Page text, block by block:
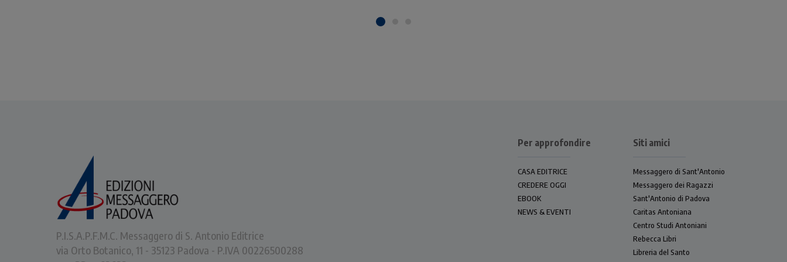
P.I.S.A.P.F.M.C. Messaggero di S. Antonio Editrice
via Orto Botanico, 11 - 35123 Padova - P.IVA 00226500288
Per approfondire
CASA EDITRICE
CREDERE OGGI
EBOOK
NEWS & EVENTI
Siti amici
Messaggero di Sant'Antonio
Messaggero dei Ragazzi
Sant'Antonio di Padova
Caritas Antoniana
Centro Studi Antoniani
Rebecca Libri
Libreria del Santo